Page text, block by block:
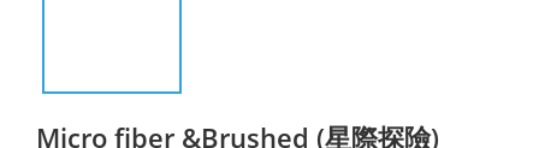
Micro fiber &Brushed (星際探險)